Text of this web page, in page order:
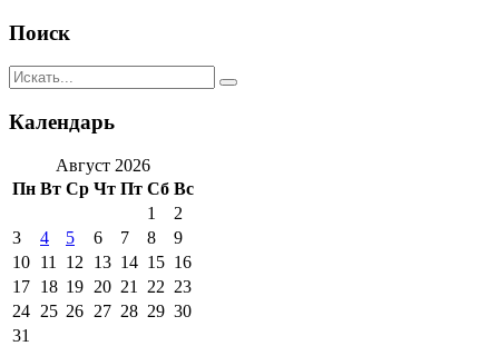
Поиск
Календарь
Август 2026
Пн Вт Ср Чт Пт Сб Вс
1
2
3
4 5 6 7 8
9
10 11 12 13 14 15 16
17 18 19 20 21 22 23
24 25 26 27 28 29 30
31